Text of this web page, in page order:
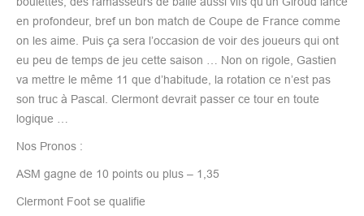
en profondeur, bref un bon match de Coupe de France comme
on les aime. Puis ça sera l’occasion de voir des joueurs qui ont
eu peu de temps de jeu cette saison … Non on rigole, Gastien
va mettre le même 11 que d’habitude, la rotation ce n’est pas
son truc à Pascal. Clermont devrait passer ce tour en toute
logique …
Nos Pronos :
ASM gagne de 10 points ou plus – 1,35
Clermont Foot se qualifie